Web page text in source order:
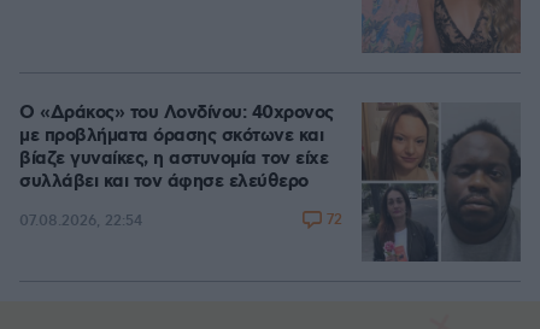
Ο «Δράκος» του Λονδίνου: 40χρονος
με προβλήματα όρασης σκότωνε και
βίαζε γυναίκες, η αστυνομία τον είχε
συλλάβει και τον άφησε ελεύθερο
07.08.2026, 22:54 72